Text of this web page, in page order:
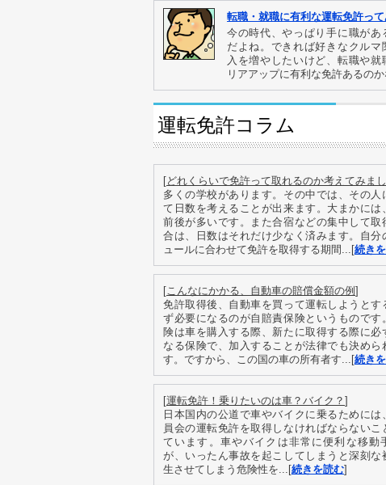
転職・就職に有利な運転免許って
今の時代、やっぱり手に職があ
だよね。できれば好きなクルマ
入を増やしたいけど、転職や就
リアアップに有利な免許あるのか
運転免許コラム
[どれくらいで免許って取れるのか考えてみま
多くの学校があります。その中では、その人
て日数を考えることが出来ます。大まかには
前後が多いです。また合宿などの集中して取
合は、日数はそれだけ少なく済みます。自分
ュールに合わせて免許を取得する期間...[続き
[ こんなにかかる、自動車の賠償金額の例 ]
免許取得後、自動車を買って運転しようとす
ず必要になるのが自賠責保険というものです
険は車を購入する際、新たに取得する際に必
なる保険で、加入することが法律でも決めら
す。ですから、この国の車の所有者す...[続き
[運転免許！乗りたいのは車？バイク？ ]
日本国内の公道で車やバイクに乗るためには
員会の運転免許を取得しなければならないこ
ています。車やバイクは非常に便利な移動
が、いったん事故を起こしてしまうと深刻な
生させてしまう危険性を...[続きを読む]